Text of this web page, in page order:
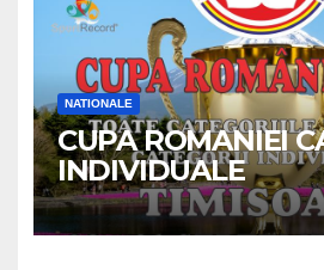
NATIONALE
CUPA ROMANIEI
INDIVIDUALE